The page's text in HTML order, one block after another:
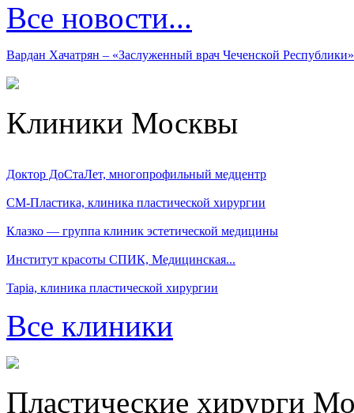
Все новости...
Вардан Хачатрян – «Заслуженный врач Чеченской Республики»
Клиники Москвы
Доктор ДоСтаЛет, многопрофильный медцентр
СМ-Пластика, клиника пластической хирургии
Клазко — группа клиник эстетической медицины
Институт красоты СПИК, Медицинская...
Tapia, клиника пластической хирургии
Все клиники
Пластические хирурги